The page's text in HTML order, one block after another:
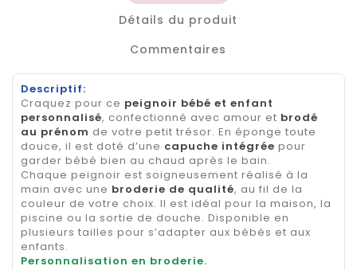
Détails du produit
Commentaires
Descriptif:
Craquez pour ce peignoir bébé et enfant
personnalisé, confectionné avec amour et brodé
au prénom de votre petit trésor. En éponge toute
douce, il est doté d’une capuche intégrée pour
garder bébé bien au chaud après le bain.
Chaque peignoir est soigneusement réalisé à la
main avec une broderie de qualité, au fil de la
couleur de votre choix. Il est idéal pour la maison, la
piscine ou la sortie de douche. Disponible en
plusieurs tailles pour s’adapter aux bébés et aux
enfants.
Personnalisation en broderie.